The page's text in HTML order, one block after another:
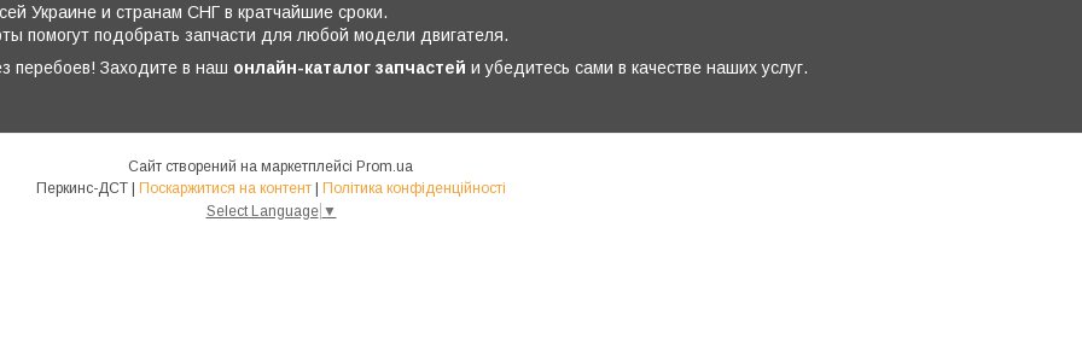
Украине и странам СНГ в кратчайшие сроки.
помогут подобрать запчасти для любой модели двигателя.
перебоев! Заходите в наш онлайн-каталог запчастей и убедитесь сами в качестве наших услуг.
Сайт створений на маркетплейсі Prom.ua
Перкинс-ДСТ | Поскаржитися на контент | Політика конфіденційності
Select Language ▼